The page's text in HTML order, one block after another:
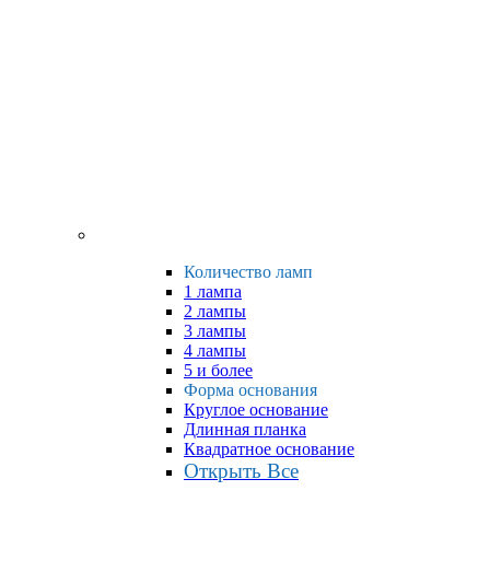
Количество ламп
1 лампа
2 лампы
3 лампы
4 лампы
5 и более
Форма основания
Круглое основание
Длинная планка
Квадратное основание
Открыть Все